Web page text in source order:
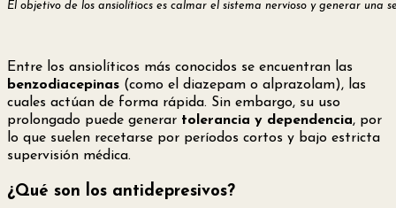
El objetivo de los ansiolítiocs es calmar el sistema nervioso y generar una
Entre los ansiolíticos más conocidos se encuentran las
benzodiacepinas (como el diazepam o alprazolam), las
cuales actúan de forma rápida. Sin embargo, su uso
prolongado puede generar tolerancia y dependencia, por
lo que suelen recetarse por períodos cortos y bajo estricta
supervisión médica.
¿Qué son los antidepresivos?